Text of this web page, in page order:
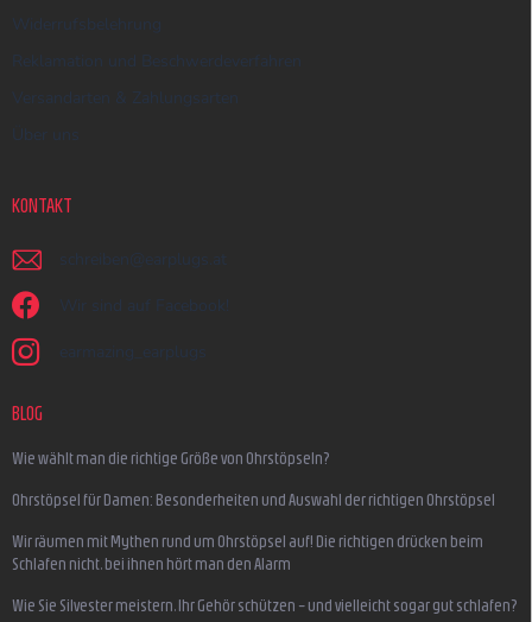
Widerrufsbelehrung
Reklamation und Beschwerdeverfahren
Versandarten & Zahlungsarten
Über uns
KONTAKT
schreiben @ earplugs.at
Wir sind auf Facebook!
earmazing_earplugs
BLOG
Wie wählt man die richtige Größe von Ohrstöpseln?
Ohrstöpsel für Damen: Besonderheiten und Auswahl der richtigen Ohrstöpsel
Wir räumen mit Mythen rund um Ohrstöpsel auf! Die richtigen drücken beim
Schlafen nicht, bei ihnen hört man den Alarm
Wie Sie Silvester meistern, Ihr Gehör schützen – und vielleicht sogar gut schlafen?